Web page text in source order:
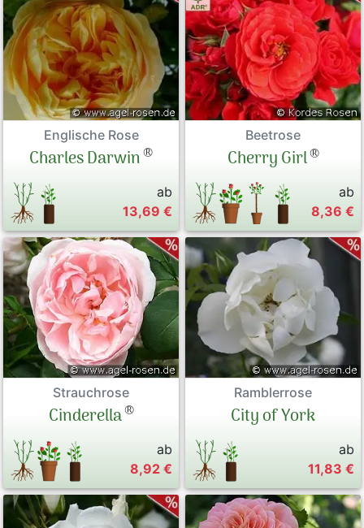
Englische Rose
Charles Darwin®
ab
13,69 €
Beetrose
Cherry Girl®
ab
8,36 €
Strauchrose
Cinderella®
ab
8,92 €
Ramblerrose
City of York
ab
11,83 €